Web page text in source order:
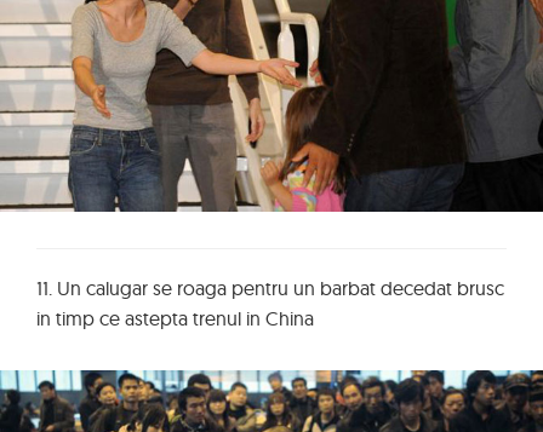
11. Un calugar se roaga pentru un barbat decedat brusc
in timp ce astepta trenul in China